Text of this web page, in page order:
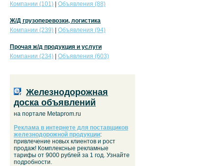
Компании (101)
Объявления (88)
Ж/Д грузоперевозки, логистика
Компании (239)
Объявления (94)
Прочая ж/д продукция и услуги
Компании (234)
Объявления (603)
Железнодорожная
доска объявлений
на портале Metaprom.ru
Реклама в интернете для поставщиков
железнодорожной продукции:
привлечение новых клиентов и рост
продаж! Комплексные рекламные
тарифы от 9000 рублей за 1 год. Узнайте
подробности.